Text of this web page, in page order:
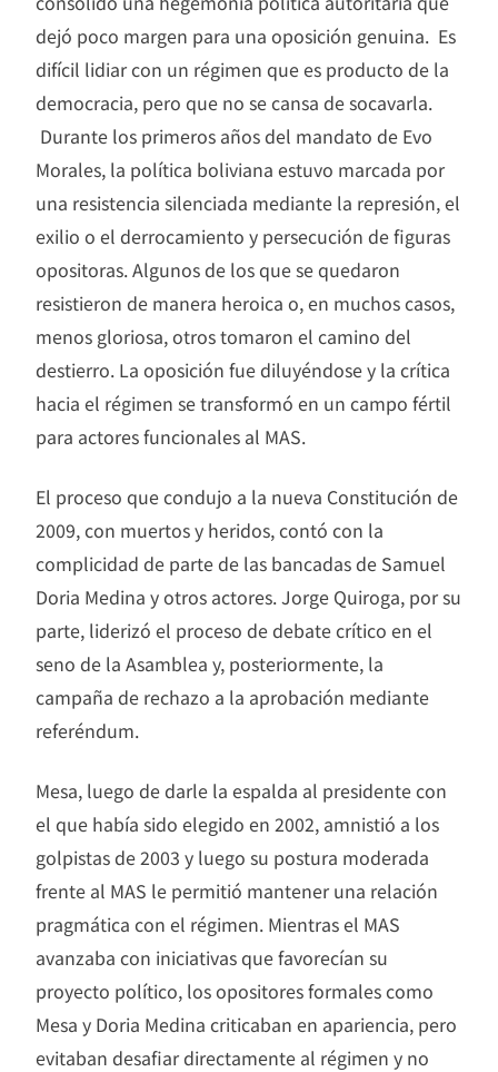
dejó poco margen para una oposición genuina. Es
difícil lidiar con un régimen que es producto de la
democracia, pero que no se cansa de socavarla.
Durante los primeros años del mandato de Evo
Morales, la política boliviana estuvo marcada por
una resistencia silenciada mediante la represión, el
exilio o el derrocamiento y persecución de figuras
opositoras. Algunos de los que se quedaron
resistieron de manera heroica o, en muchos casos,
menos gloriosa, otros tomaron el camino del
destierro. La oposición fue diluyéndose y la crítica
hacia el régimen se transformó en un campo fértil
para actores funcionales al MAS.
El proceso que condujo a la nueva Constitución de
2009, con muertos y heridos, contó con la
complicidad de parte de las bancadas de Samuel
Doria Medina y otros actores. Jorge Quiroga, por su
parte, liderizó el proceso de debate crítico en el
seno de la Asamblea y, posteriormente, la
campaña de rechazo a la aprobación mediante
referéndum.
Mesa, luego de darle la espalda al presidente con
el que había sido elegido en 2002, amnistió a los
golpistas de 2003 y luego su postura moderada
frente al MAS le permitió mantener una relación
pragmática con el régimen. Mientras el MAS
avanzaba con iniciativas que favorecían su
proyecto político, los opositores formales como
Mesa y Doria Medina criticaban en apariencia, pero
evitaban desafiar directamente al régimen y no